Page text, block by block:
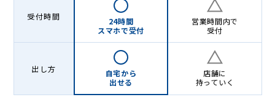
受付時間
24時間
スマホで受付
営業時間内で
受付
出し方
自宅から
出せる
店舗に
持っていく